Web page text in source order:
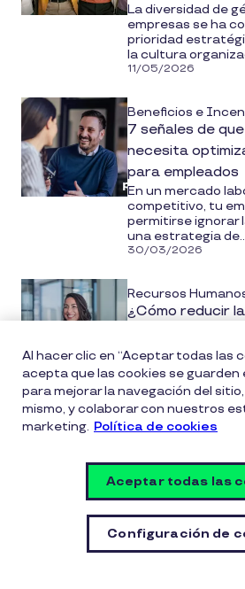
La diversidad de
empresas se ha
prioridad
la cultura
11/05/2026
Beneficios e
7 señales de
necesita
para empleados
En un mercado
competitivo, tu
permitirse ignorar
una estrategia
30/03/2026
Recursos
¿Cómo reducir
retener a tu
El cierre de año es
para las
resultados, se
y, al...
20/10/2025
Productividad y
Salario
ejemplos y cómo
tu empresa
En 2026, retener
Al hacer clic en “Aceptar todas las
acepta que las cookies se guarden
para mejorar la navegación del
mismo, y colaborar con nuestros
marketing. Política de cookies
Configuración de
Aceptar todas las